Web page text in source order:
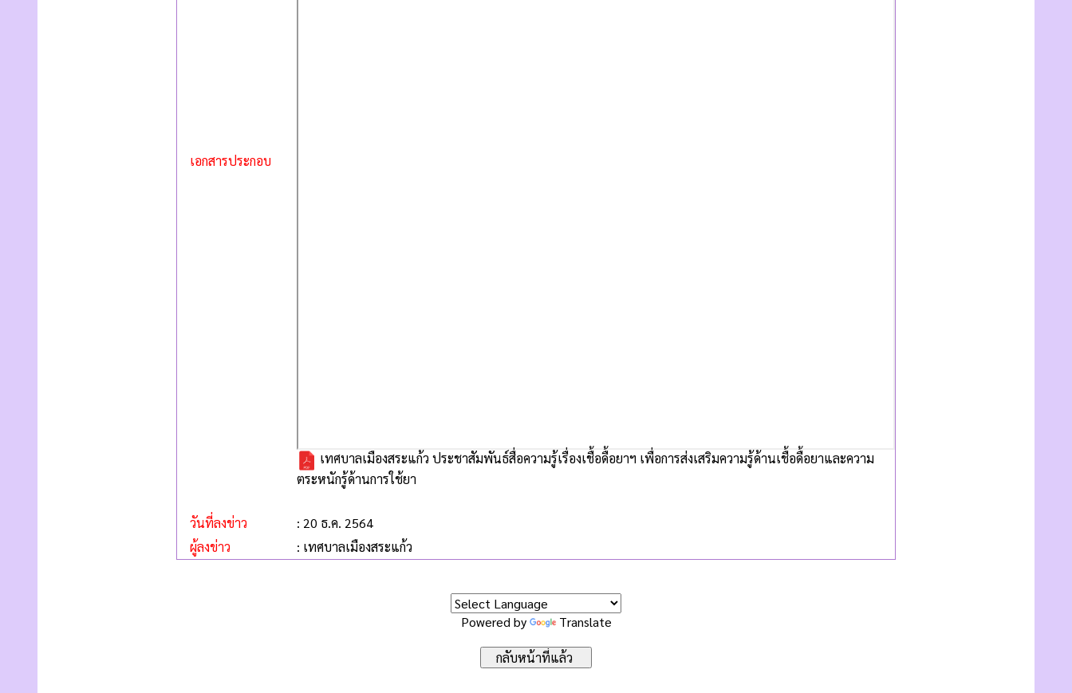
เอกสารประกอบ
เทศบาลเมืองสระแก้ว ประชาสัมพันธ์สื่อความรู้เรื่องเชื้อดื้อยาฯ เพื่อการส่งเสริมความรู้ด้านเชื้อดื้อยาและความ
ตระหนักรู้ด้านการใช้ยา
วันที่ลงข่าว
: 20 ธ.ค. 2564
ผู้ลงข่าว
: เทศบาลเมืองสระแก้ว
Powered by Translate